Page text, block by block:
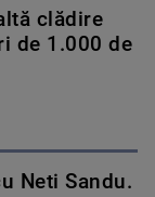
clădire
de 1.000 de
Neti Sandu.